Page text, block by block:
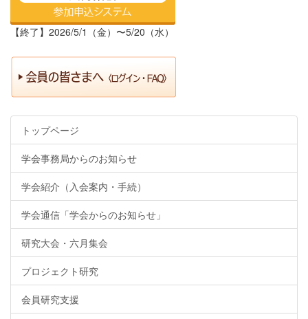
【終了】2026/5/1（金）〜5/20（水）
トップページ
学会事務局からのお知らせ
学会紹介（入会案内・手続）
学会通信「学会からのお知らせ」
研究大会・六月集会
プロジェクト研究
会員研究支援